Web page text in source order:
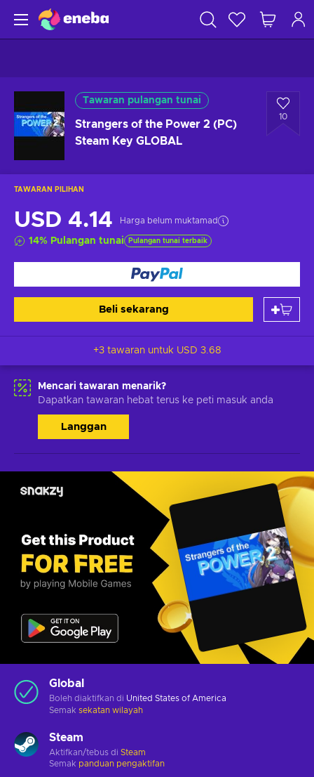
Tawaran pulangan tunai
Strangers of the Power 2 (PC)
Steam Key GLOBAL
10
TAWARAN PILIHAN
USD 4.14 Harga belum muktamad
14% Pulangan tunai Pulangan tunai terbaik
Beli sekarang
+3 tawaran untuk USD 3.68
Mencari tawaran menarik?
Dapatkan tawaran hebat terus ke peti masuk anda
Langgan
Global
Boleh diaktifkan di United States of America
Semak sekatan wilayah
Steam
Aktifkan/tebus di Steam
Semak panduan pengaktifan